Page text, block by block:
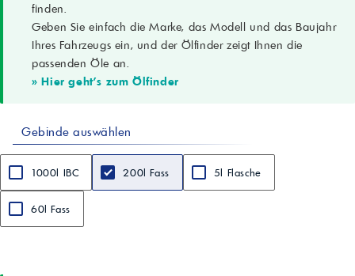
Dichte (15 °C)
0.8544 g/cm³ (ASTM D4052)
Kinematische Viskosität @100 °C
11.50 mm²/s (ASTM D445)
Viskositätsindex
162 (ASTM D2270)
Flammpunkt (COC)
CCS @ -30 °C
Pourpoint
-42 °C (ASTM D97)
Sulfatasche
0.8 % (ASTM D874)
Gesamtbasenzahl (TBN)
finden.
Geben Sie einfach die Marke, das Modell und das Baujahr
Ihres Fahrzeugs ein, und der Ölfinder zeigt Ihnen die
passenden Öle an.
» Hier geht's zum Ölfinder
Gebinde auswählen
1000l IBC 200l Fass 5l Flasche
60l Fass